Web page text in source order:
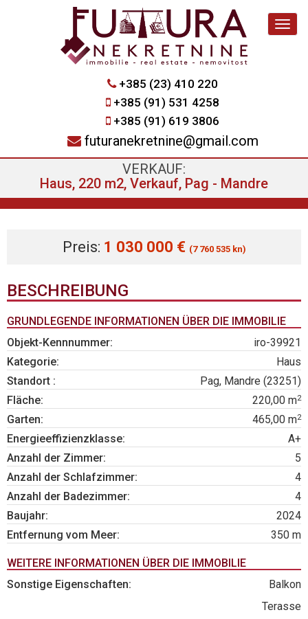
+385 (23) 410 220
+385 (91) 531 4258
+385 (91) 619 3806
futuranekretnine@gmail.com
VERKAUF:
Haus, 220 m2, Verkauf, Pag - Mandre
Preis: 1 030 000 € (7 760 535 kn)
BESCHREIBUNG
GRUNDLEGENDE INFORMATIONEN ÜBER DIE IMMOBILIE
Objekt-Kennnummer:
iro-39921
Kategorie:
Haus
Standort :
Pag, Mandre (23251)
Fläche:
220,00 m2
Garten: 465,00 m2
Energieeffizienzklasse:
A+
Anzahl der Zimmer:
5
Anzahl der Schlafzimmer:
4
Anzahl der Badezimmer:
4
Baujahr:
2024
Entfernung vom Meer:
350 m
WEITERE INFORMATIONEN ÜBER DIE IMMOBILIE
Sonstige Eigenschaften:
Balkon
Terasse